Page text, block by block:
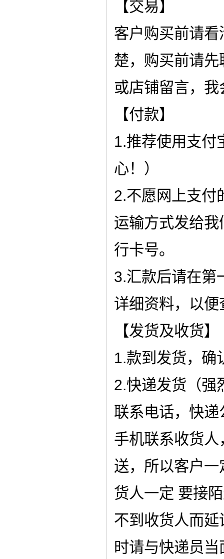
【交易】
客户购买前请
楚，购买前请
或店铺留言，
【付款】
1.推荐使用支付
心！）
2.不愿网上支付
运输方式发给
行卡号。
3.汇款后请在第
详细资料，以
【发货及收货】
1.款到发货，确
2.快递发货（强
联系电话，快
手机联系收货
送，所以客户
货人一定 要接
不到收货人而
时请与快递员